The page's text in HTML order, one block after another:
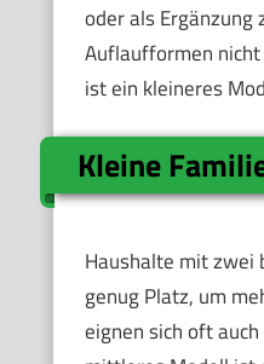
oder als Ergänzung
Auflaufformen
ist ein kleineres
Kleine
Haushalte mit zwei
genug Platz, um
eignen sich oft